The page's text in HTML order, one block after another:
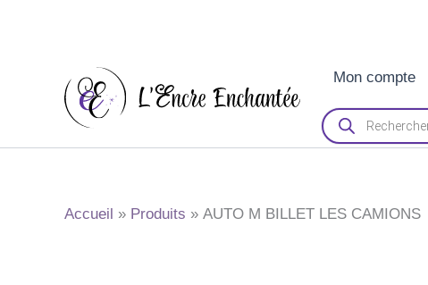
Mon compte
Recherche
de
produits
Accueil Produits AUTO M BILLET LES CAMIONS